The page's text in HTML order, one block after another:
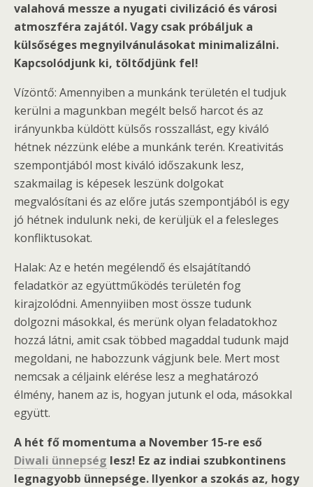
valahová messze a nyugati civilizáció és városi
atmoszféra zajától. Vagy csak próbáljuk a
külsőséges megnyilvánulásokat minimalizálni.
Kapcsolódjunk ki, töltődjünk fel!
Vízöntő: Amennyiben a munkánk területén el tudjuk
kerülni a magunkban megélt belső harcot és az
irányunkba küldött külsős rosszallást, egy kiváló
hétnek nézzünk elébe a munkánk terén. Kreativitás
szempontjából most kiváló időszakunk lesz,
szakmailag is képesek leszünk dolgokat
megvalósítani és az előre jutás szempontjából is egy
jó hétnek indulunk neki, de kerüljük el a felesleges
konfliktusokat.
Halak: Az e hetén megélendő és elsajátítandó
feladatkör az együttműködés területén fog
kirajzolódni. Amennyiiben most össze tudunk
dolgozni másokkal, és merünk olyan feladatokhoz
hozzá látni, amit csak többed magaddal tudunk majd
megoldani, ne habozzunk vágjunk bele. Mert most
nemcsak a céljaink elérése lesz a meghatározó
élmény, hanem az is, hogyan jutunk el oda, másokkal
együtt.
A hét fő momentuma a November 15-re eső
Diwali ünnepség lesz! Ez az indiai szubkontinens
legnagyobb ünnepsége. Ilyenkor a szokás az, hogy